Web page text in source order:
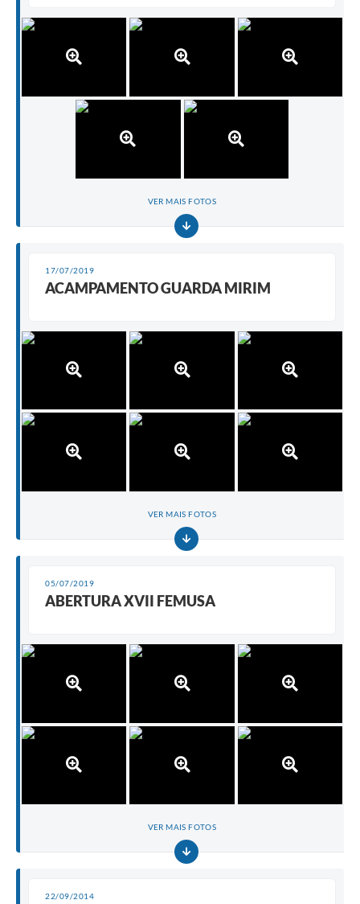
VER MAIS FOTOS
17/07/2019
ACAMPAMENTO GUARDA MIRIM
VER MAIS FOTOS
05/07/2019
ABERTURA XVII FEMUSA
VER MAIS FOTOS
22/09/2014